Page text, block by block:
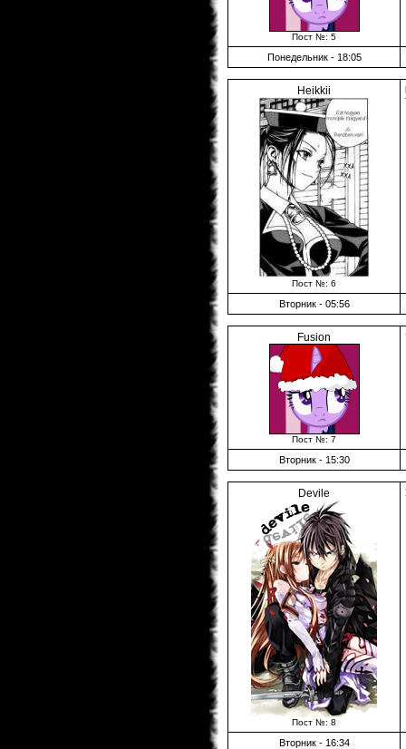
Пост №: 5
Понедельник - 18:05
Heikkii
Пост №: 6
Вторник - 05:56
Fusion
Пост №: 7
Вторник - 15:30
Devile
Пост №: 8
Вторник - 16:34